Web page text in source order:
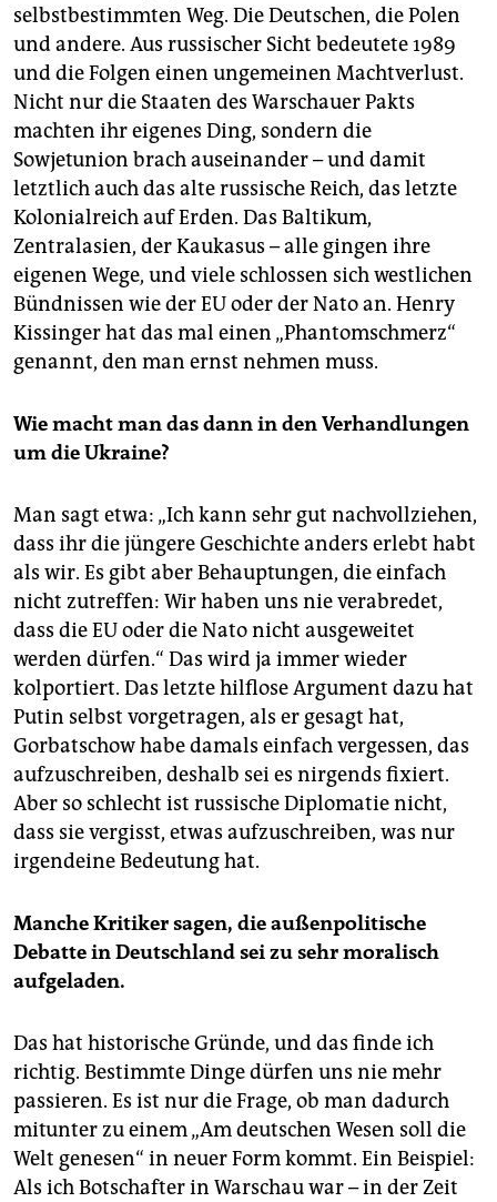
selbstbestimmten Weg. Die Deutschen, die Polen
und andere. Aus russischer Sicht bedeutete 1989
und die Folgen einen ungemeinen Machtverlust.
Nicht nur die Staaten des Warschauer Pakts
machten ihr eigenes Ding, sondern die
Sowjetunion brach auseinander – und damit
letztlich auch das alte russische Reich, das letzte
Kolonialreich auf Erden. Das Baltikum,
Zentralasien, der Kaukasus – alle gingen ihre
eigenen Wege, und viele schlossen sich westlichen
Bündnissen wie der EU oder der Nato an. Henry
Kissinger hat das mal einen „Phantomschmerz“
genannt, den man ernst nehmen muss.
Wie macht man das dann in den Verhandlungen
um die Ukraine?
Man sagt etwa: „Ich kann sehr gut nachvollziehen,
dass ihr die jüngere Geschichte anders erlebt habt
als wir. Es gibt aber Behauptungen, die einfach
nicht zutreffen: Wir haben uns nie verabredet,
dass die EU oder die Nato nicht ausgeweitet
werden dürfen.“ Das wird ja immer wieder
kolportiert. Das letzte hilflose Argument dazu hat
Putin selbst vorgetragen, als er gesagt hat,
Gorbatschow habe damals einfach vergessen, das
aufzuschreiben, deshalb sei es nirgends fixiert.
Aber so schlecht ist russische Diplomatie nicht,
dass sie vergisst, etwas aufzuschreiben, was nur
irgendeine Bedeutung hat.
Manche Kritiker sagen, die außenpolitische
Debatte in Deutschland sei zu sehr moralisch
aufgeladen.
Das hat historische Gründe, und das finde ich
richtig. Bestimmte Dinge dürfen uns nie mehr
passieren. Es ist nur die Frage, ob man dadurch
mitunter zu einem „Am deutschen Wesen soll die
Welt genesen“ in neuer Form kommt. Ein Beispiel:
Als ich Botschafter in Warschau war – in der Zeit